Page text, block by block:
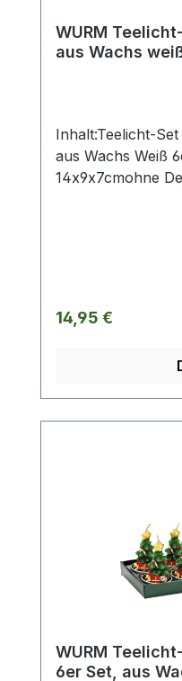
WURM
aus Wachs
Inhalt:Teelicht-
aus Wachs Weiß
14x9x7cmohne
Regulärer Preis:
14,95 €
WURM
6er Set, aus